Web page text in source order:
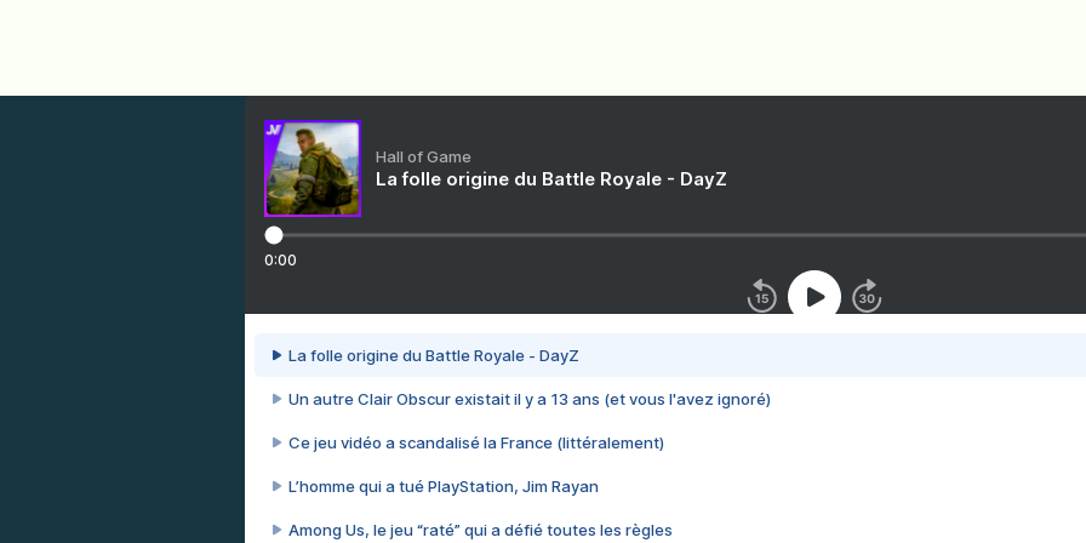
Hall of Game
La folle origine du Battle Royale - DayZ
0:00
La folle origine du Battle Royale - DayZ
Un autre Clair Obscur existait il y a 13 ans (et vous l'avez ignoré)
Ce jeu vidéo a scandalisé la France (littéralement)
L’homme qui a tué PlayStation, Jim Rayan
Among Us, le jeu “raté” qui a défié toutes les règles